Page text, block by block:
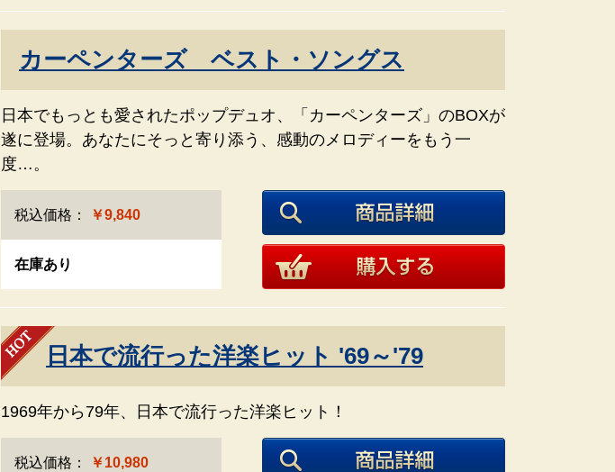
カーペンターズ ベスト・ソングス
日本でもっとも愛されたポップデュオ、「カーペンターズ」のBOXが
遂に登場。あなたにそっと寄り添う、感動のメロディーをもう一
度…。
税込価格： ￥9,840
在庫あり
日本で流行った洋楽ヒット '69～'79
1969年から79年、日本で流行った洋楽ヒット！
税込価格： ￥10,980